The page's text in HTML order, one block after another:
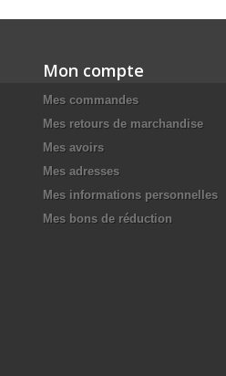
Mon compte
Mes commandes
Mes retours de marchandise
Mes avoirs
Mes adresses
Mes informations personnelles
Mes bons de réduction